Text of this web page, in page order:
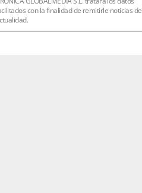
con la finalidad de remitirle noticias de